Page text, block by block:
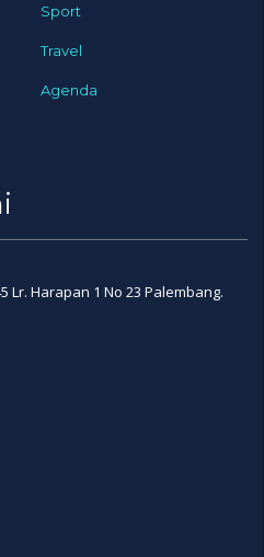
Sport
Travel
Agenda
Lr. Harapan 1 No 23 Palembang.